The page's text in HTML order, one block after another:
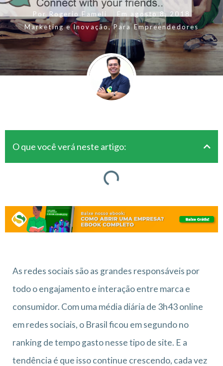
Por Rogerio Fameli Em agosto 8, 2018
Marketing e Inovação,Para Empreendedores
O que você verá neste artigo:
As redes sociais são as grandes responsáveis por
todo o engajamento e interação entre marca e
consumidor. Com uma média diária de 3h43 online
em redes sociais, o Brasil ficou em segundo no
ranking de tempo gasto nesse tipo de site. E a
tendência é que isso continue crescendo, cada vez